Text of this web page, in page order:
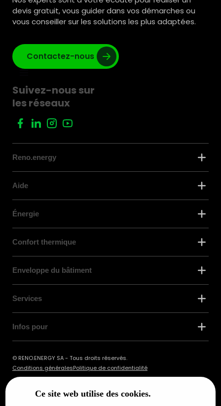
Ce site web utilise des cookies.
devis gratuit, vous guider dans vos démarches ou
vous conseiller sur les solutions les plus adaptées.
Contactez-nous
Suivez-nous sur
les réseaux
Reno.energy
Aide
Énergie
Confort thermique
Enveloppe du bâtiment
Services
Infos pour
© RENO.ENERGY SA - Tous droits réservés.
Conditions généralesPolitique de confidentialité